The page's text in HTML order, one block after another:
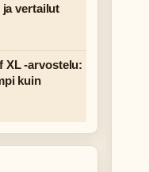
ja vertailut
XL -arvostelu:
kuin